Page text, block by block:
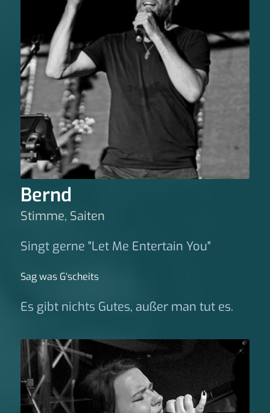
Bernd
Stimme, Saiten
Singt gerne "Let Me Entertain You"
Sag was G‘scheits
Es gibt nichts Gutes, außer man tut es.